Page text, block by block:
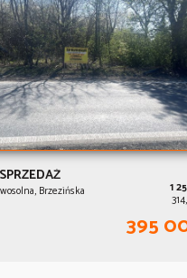
Brzezińska 1
395